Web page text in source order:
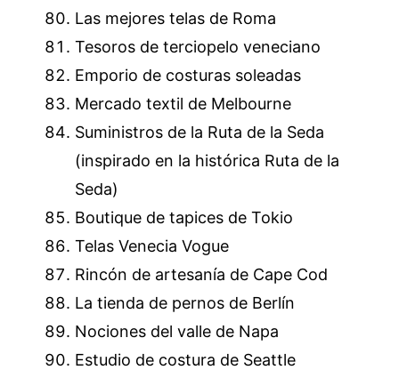
Las mejores telas de Roma
Tesoros de terciopelo veneciano
Emporio de costuras soleadas
Mercado textil de Melbourne
Suministros de la Ruta de la Seda
(inspirado en la histórica Ruta de la
Seda)
Boutique de tapices de Tokio
Telas Venecia Vogue
Rincón de artesanía de Cape Cod
La tienda de pernos de Berlín
Nociones del valle de Napa
Estudio de costura de Seattle